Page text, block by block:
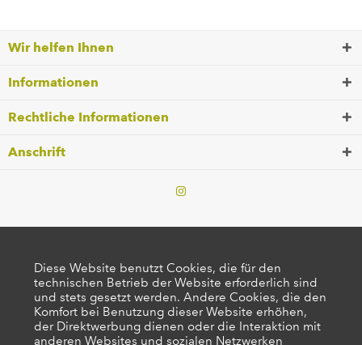
Wir helfen Ihnen
Informationen
Rechtliche Informationen
Anschrift
Diese Website benutzt Cookies, die für den
technischen Betrieb der Website erforderlich sind
und stets gesetzt werden. Andere Cookies, die den
Komfort bei Benutzung dieser Website erhöhen,
der Direktwerbung dienen oder die Interaktion mit
anderen Websites und sozialen Netzwerken